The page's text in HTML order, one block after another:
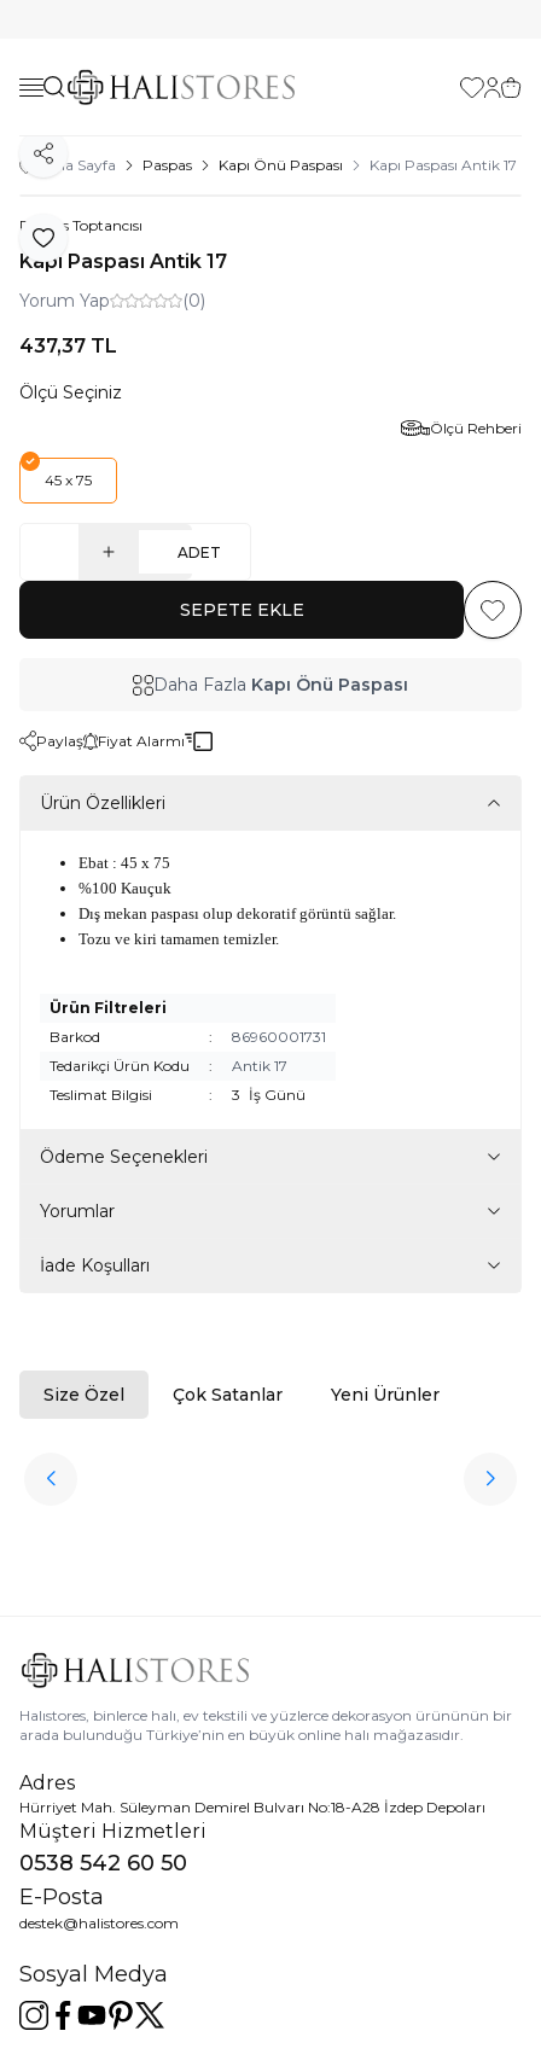
Favorilerim
Ana Sayfa Paspas Kapı Önü Paspası Kapı Paspası Antik 17
Favoriye Ekle
Paylaş
Paspas Toptancısı
Kapı Paspası Antik 17
Yorum Yap (0)
437,37 TL
Ölçü Seçiniz
Ölçü Rehberi
45 x 75
ADET
SEPETE EKLE
Daha Fazla Kapı Önü Paspası
Paylaş Fiyat Alarmı
Ürün Özellikleri
Ebat : 45 x 75
%100 Kauçuk
Dış mekan paspası olup dekoratif görüntü sağlar.
Tozu ve kiri tamamen temizler.
Ürün Filtreleri
Barkod
:
86960001731
Tedarikçi Ürün Kodu
:
Antik 17
Teslimat Bilgisi
: 3 İş Günü
Ödeme Seçenekleri
Yorumlar
İade Koşulları
Size Özel Çok Satanlar Yeni Ürünler
Favorilere Ekle
3.909,80
Halıstores, binlerce halı, ev tekstili ve yüzlerce dekorasyon ürününün bir
arada bulunduğu Türkiye’nin en büyük online halı mağazasıdır.
Adres
Hürriyet Mah. Süleyman Demirel Bulvarı No:18-A28 İzdep Depoları
Müşteri Hizmetleri
0538 542 60 50
E-Posta
destek@halistores.com
Sosyal Medya